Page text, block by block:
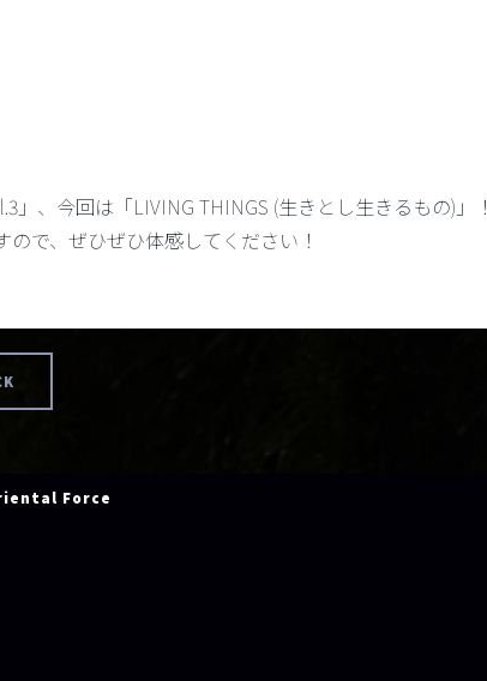
」、今回は「LIVING THINGS (生きとし生きるもの)」！
で、ぜひぜひ体感してください！
Force